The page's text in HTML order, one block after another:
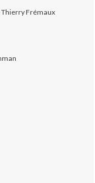
Thierry Frémaux